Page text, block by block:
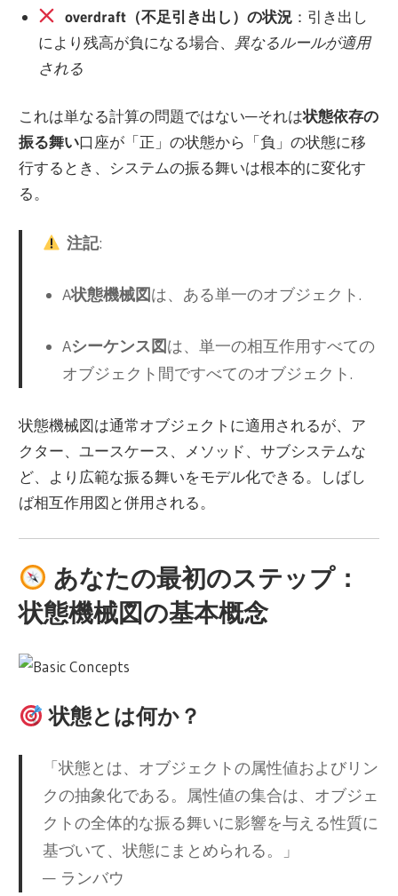
overdraft（不足引き出し）の状況：引き出し
により残高が負になる場合、 異なるルールが適用
される
これは単なる計算の問題ではない—それは状態依存の
振る舞い口座が「正」の状態から「負」の状態に移
行するとき、システムの振る舞いは根本的に変化す
る。
注記:
A状態機械図は、ある単一のオブジェクト.
Aシーケンス図は、単一の相互作用すべての
オブジェクト間ですべてのオブジェクト.
状態機械図は通常オブジェクトに適用されるが、ア
クター、ユースケース、メソッド、サブシステムな
ど、より広範な振る舞いをモデル化できる。しばし
ば相互作用図と併用される。
あなたの最初のステップ：
状態機械図の基本概念
状態とは何か？
「状態とは、オブジェクトの属性値およびリン
クの抽象化である。属性値の集合は、オブジェ
クトの全体的な振る舞いに影響を与える性質に
基づいて、状態にまとめられる。」
— ランバウ